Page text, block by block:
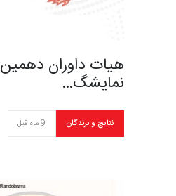
هیات داوران دهمین
نمایشگ…
نتایج و برندگان 9 ماه قبل